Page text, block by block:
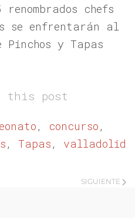
chefs
se enfrentarán al
Pinchos y Tapas
this post
, concurso,
, Tapas, valladolid
SIGUIENTE